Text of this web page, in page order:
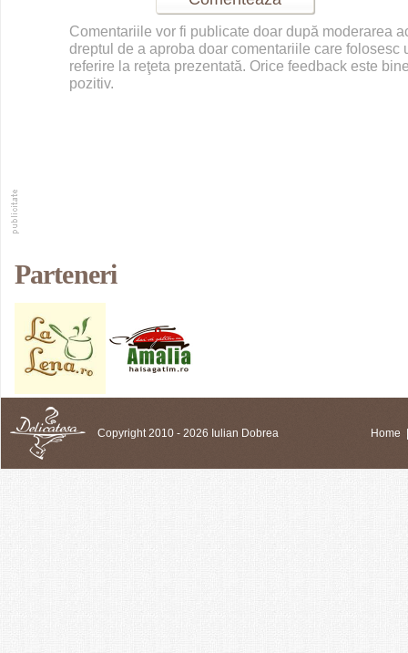
Comentariile vor fi publicate doar după moderarea
dreptul de a aproba doar comentariile care folosesc
referire la reţeta prezentată. Orice feedback este
pozitiv.
Parteneri
Copyright 2010 - 2026 Iulian Dobrea Home |